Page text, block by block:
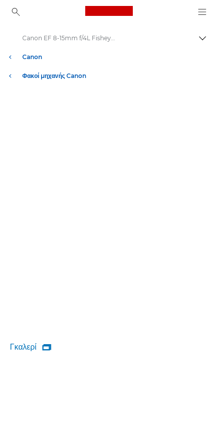
Canon Logo, back to
Canon
Φακοί μηχανής Canon
Canon EF 8-15mm f/4L Fisheye USM - Φακοί – Φακοί μηχανών και φωτογράφισης
Γκαλερί 